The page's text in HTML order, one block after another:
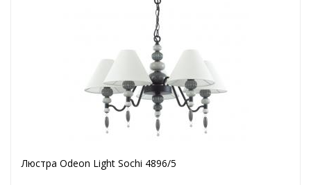
Люстра Odeon Light Sochi 4896/5